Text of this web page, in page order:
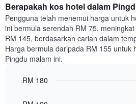
Berapakah kos hotel dalam
Pengguna telah menemui harga untuk
ini bermula serendah RM 75,
RM 145, berdasarkan carian dalam
Harga bermula daripada RM 155 untuk
Pingdu malam ini.
chart
RM 180